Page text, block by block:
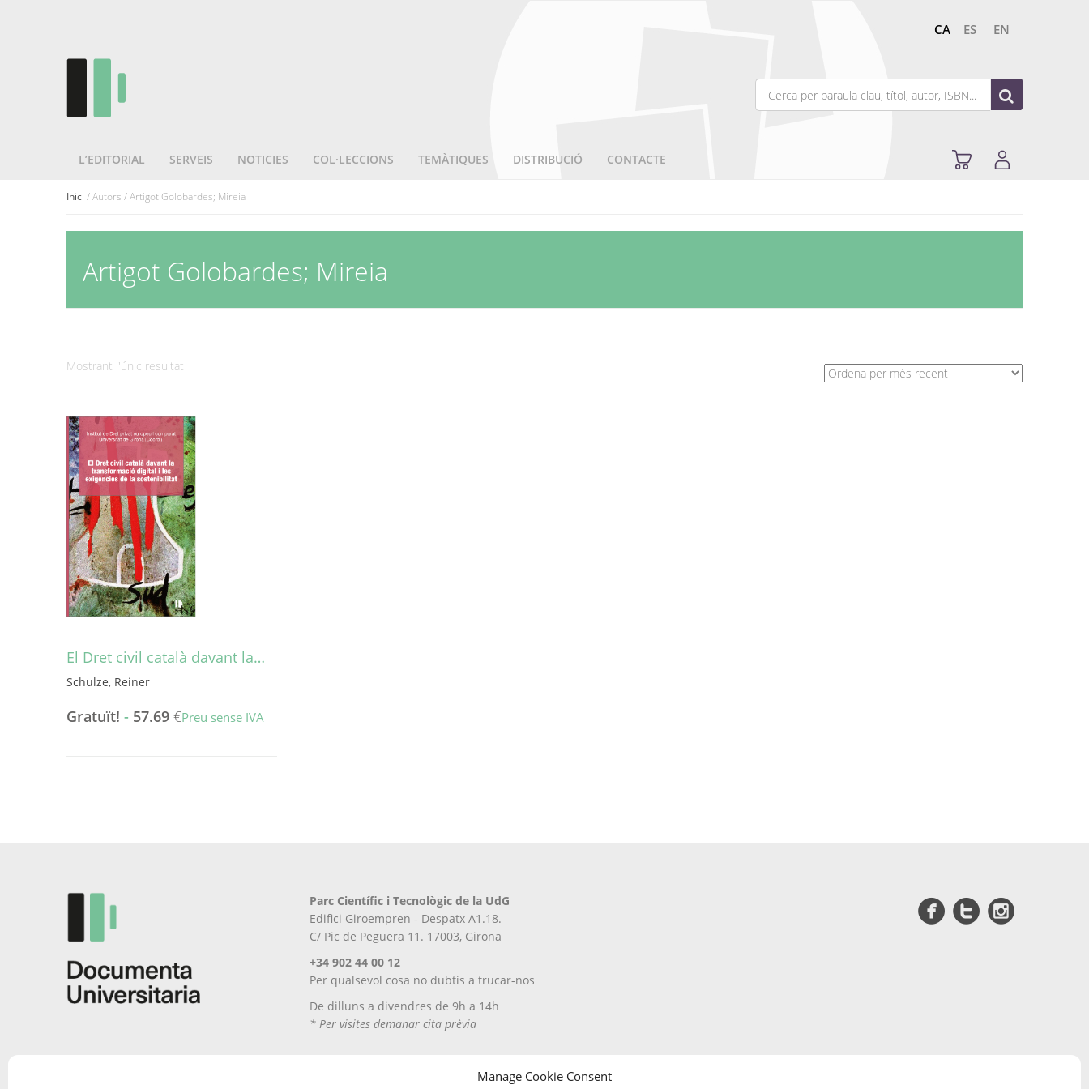
Manage Cookie Consent
CA ES EN
L’EDITORIAL SERVEIS NOTICIES COL·LECCIONS TEMÀTIQUES DISTRIBUCIÓ CONTACTE
Inici / Autors / Artigot Golobardes; Mireia
Artigot Golobardes; Mireia
Mostrant l'únic resultat
El Dret civil català davant la…
Schulze, Reiner
Gratuït! - 57.69 €Preu sense IVA
del
producte
Parc Científic i Tecnològic de la UdG
Edifici Giroempren - Despatx A1.18.
C/ Pic de Peguera 11. 17003, Girona
+34 902 44 00 12
Per qualsevol cosa no dubtis a trucar-nos
De dilluns a divendres de 9h a 14h
* Per visites demanar cita prèvia